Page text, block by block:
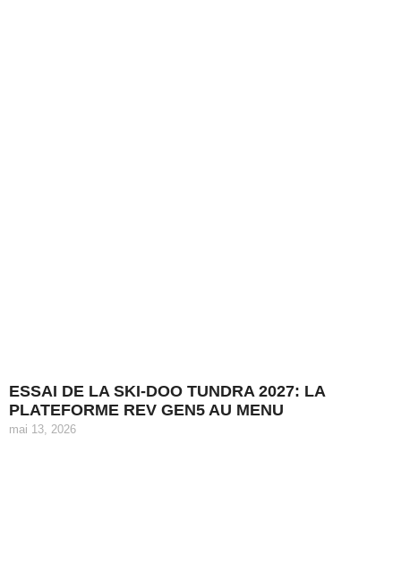
ESSAI DE LA SKI-DOO TUNDRA 2027: LA
PLATEFORME REV GEN5 AU MENU
mai 13, 2026